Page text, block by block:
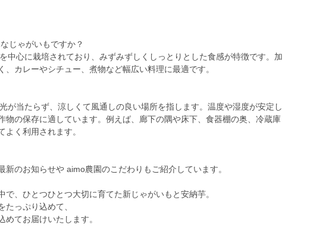
じゃがいもですか？
中心に栽培されており、みずみずしくしっとりとした食感が特徴です。加
、カレーやシチュー、煮物など幅広い料理に最適です。
が当たらず、涼しくて風通しの良い場所を指します。温度や湿度が安定し
物の保存に適しています。例えば、廊下の隅や床下、食器棚の奥、冷蔵庫
よく利用されます。
新のお知らせや aimo農園のこだわりもご紹介しています。
で、ひとつひとつ大切に育てた新じゃがいもと安納芋。
たっぷり込めて、
めてお届けいたします。